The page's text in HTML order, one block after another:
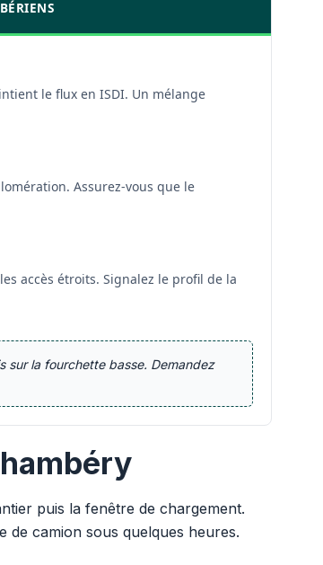
le flux en ISDI. Un mélange
Assurez-vous que le
accès étroits. Signalez le profil de la
sur la fourchette basse. Demandez
puis la fenêtre de chargement.
de camion sous quelques heures.